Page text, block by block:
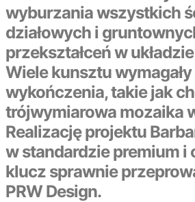
wyburzania wszystkich
działowych i
przekształceń w
Wiele kunsztu
wykończenia, takie jak
trójwymiarowa mozaika
Realizację projektu
w standardzie premium i
klucz sprawnie
PRW Design.